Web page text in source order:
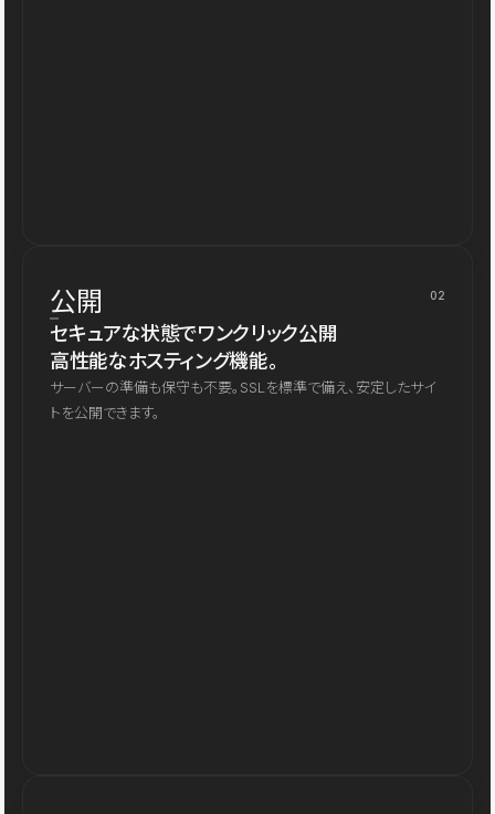
公開 02
セキュアな状態でワンクリック公開
高性能なホスティング機能。
サーバーの準備も保守も不要。SSLを標準で備え、安定したサイ
トを公開できます。